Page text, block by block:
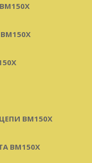
BM150X
BM150X